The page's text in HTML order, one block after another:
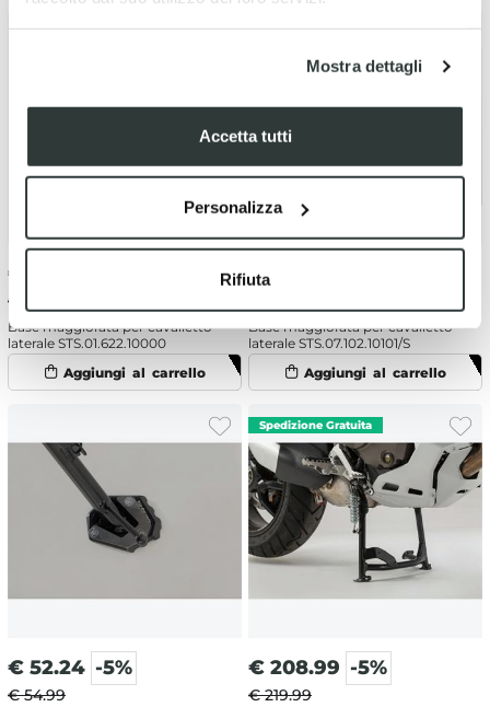
Mostra dettagli
Accetta tutti
Personalizza
Rifiuta
€
€ 54.99
Base maggiorata per cavalletto
laterale STS.01.622.10000
€
Base maggiorata per cavalletto
laterale STS.07.102.10101/S
€ 52.24 -5%
€ 54.99
€ 208.99 -5%
€ 219.99